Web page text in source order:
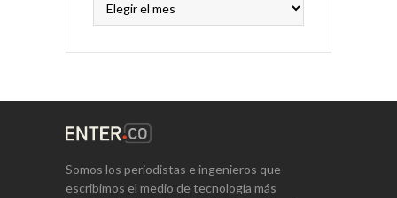
Somos los periodistas e ingenieros que
escribimos el medio de tecnología más